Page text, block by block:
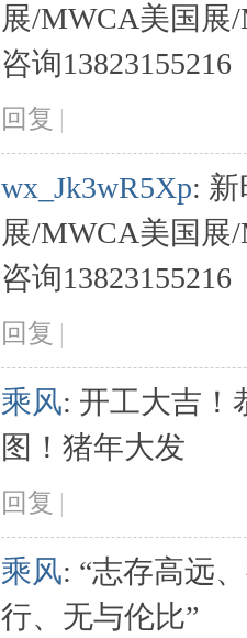
展/MWCA美国展
咨询13823155216
回复 |
wx_Jk3wR5Xp: 新
展/MWCA美国展
咨询13823155216
回复 |
乘风: 开工大吉！
图！猪年大发
回复 |
乘风: “志存高远
行、无与伦比”